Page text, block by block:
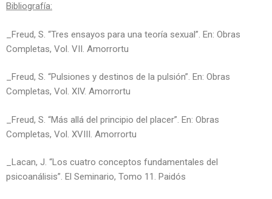
Bibliografía:
_Freud, S. “Tres ensayos para una teoría sexual”. En: Obras
Completas, Vol. VII. Amorrortu
_Freud, S. “Pulsiones y destinos de la pulsión”. En: Obras
Completas, Vol. XIV. Amorrortu
_Freud, S. “Más allá del principio del placer”. En: Obras
Completas, Vol. XVIII. Amorrortu
_Lacan, J. “Los cuatro conceptos fundamentales del
psicoanálisis”. El Seminario, Tomo 11. Paidós